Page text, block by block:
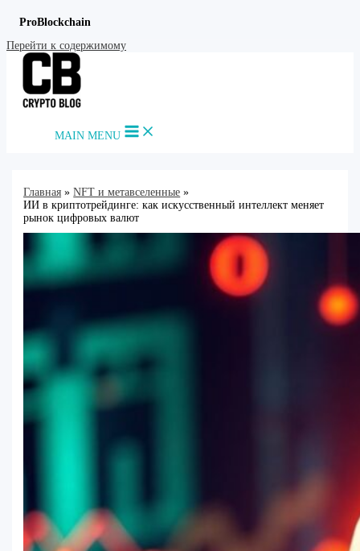
ProBlockchain
Перейти к содержимому
MAIN MENU
Главная
NFT и метавселенные
ИИ в криптотрейдинге: как искусственный интеллект меняет
рынок цифровых валют